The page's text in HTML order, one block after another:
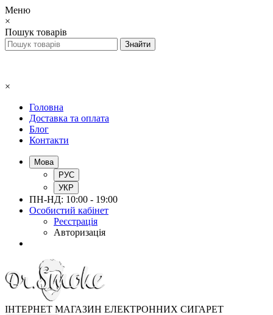
Меню
×
Пошук товарів
×
Головна
Доставка та оплата
Блог
Контакти
Мова
РУС
УКР
ПН-НД: 10:00 - 19:00
Особистий кабінет
Реєстрація
Авторизація
ІНТЕРНЕТ МАГАЗИН ЕЛЕКТРОННИХ СИГАРЕТ